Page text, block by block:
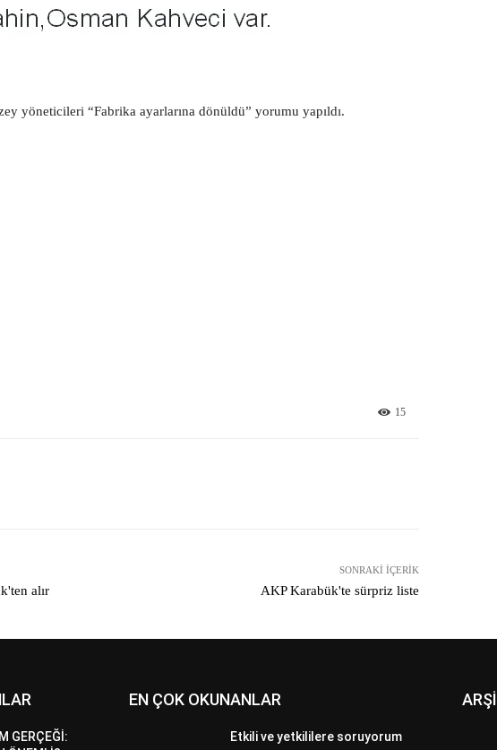
yöneticileri “Fabrika ayarlarına dönüldü” yorumu yapıldı.
15
alır
SONRAKI İÇERIK
AKP Karabük'te sürpriz liste
GERÇEĞİ:
EN ÇOK OKUNANLAR
Etkili ve yetkililere soruyorum